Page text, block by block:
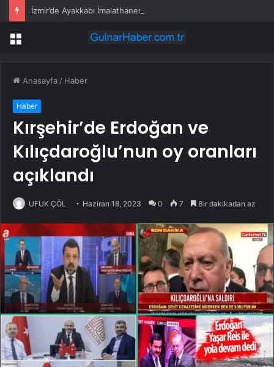
İzmir’de Ayakkabı İmalathanesinde Yangın
Menü
Anasayfa / Haber
Haber
Kırşehir’de Erdoğan ve
Kılıçdaroğlu’nun oy oranları
açıklandı
UFUK ÇÖL Haziran 18, 2023 0 7 Bir dakikadan az